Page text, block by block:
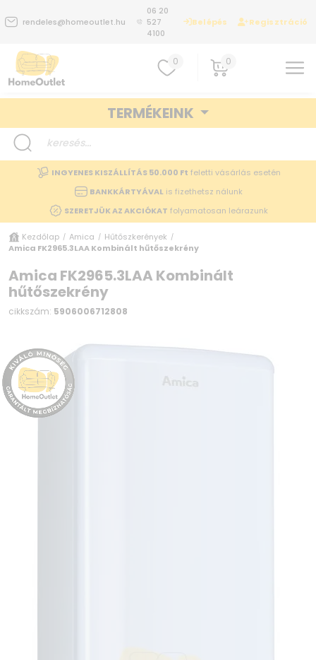
rendeles@homeoutlet.hu
06 20
527
4100
Belépés Regisztráció
0 0
TERMÉKEINK
INGYENES KISZÁLLÍTÁS 50.000 Ft feletti vásárlás esetén
BANKKÁRTYÁVALis fizethetsz nálunk
SZERETJÜK AZ AKCIÓKAT folyamatosan leárazunk
Kezdőlap / Amica / Hűtőszkerények /
Amica FK2965.3LAA Kombinált hűtőszekrény
Amica FK2965.3LAA Kombinált
hűtőszekrény
cikkszám: 5906006712808